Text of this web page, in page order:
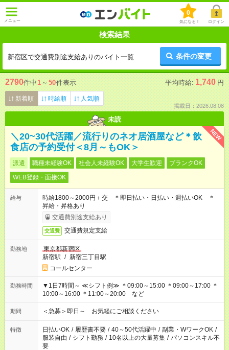
メニュー
0
気になる！ ログイン
検索結果
新宿区で交通費別途支給ありのバイト一覧 条件の変更
2790件中1 ～ 50件表示 平均時給: 1,740 円
新着順 時給順 人気順
掲載日：2026.08.08
未読
NEW
＼20~30代活躍／流行りのネオ居酒屋など＊飲
食店の予約受付＜8月～もOK＞
派遣 職種未経験OK 社会人未経験OK 大学生歓迎
ブランクOK
WEB登録・面接OK
給与
時給1800～2000円＋交 ＊即日払い・日払い・週払いOK ＊
昇給・昇格あり
交通費別途支給あり
交通費 交通費規定支給
勤務地
東京都新宿区
新宿駅 / 新宿三丁目駅
コールセンター
勤務時間
▼1日7時間～ ≪シフト例≫ ＊09:00～15:00 ＊09:00～17:00 ＊
10:00～16:00 ＊11:00～20:00 など
期間 ＜急募＞即日～ お気軽にご相談ください
特徴 日払いOK / 履歴書不要 / 40～50代活躍中 / 副業・WワークOK /
服装自由 / シフト勤務 / 10名以上の大量募集 / パソコンスキル不
要